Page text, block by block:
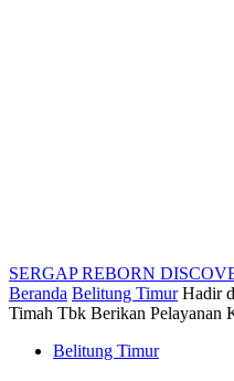
SERGAP REBORN
Beranda Belitung Timur Hadir
Timah Tbk Berikan Pelayanan
Belitung Timur